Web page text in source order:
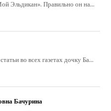
Эльдикан». Правильно он на...
во всех газетах дочку Ба...
Бачурина